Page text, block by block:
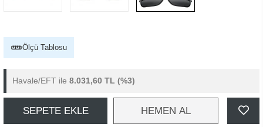
Ölçü Tablosu
Havale/EFT ile 8.031,60 TL (%3)
SEPETE EKLE HEMEN AL